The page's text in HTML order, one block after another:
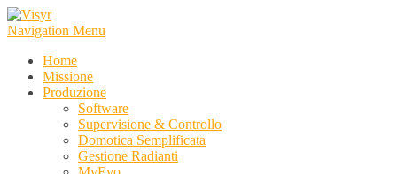
Navigation Menu
Home
Missione
Produzione
Software
Supervisione & Controllo
Domotica Semplificata
Gestione Radianti